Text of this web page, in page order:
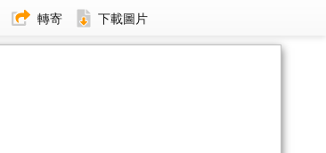
轉寄 下載圖片